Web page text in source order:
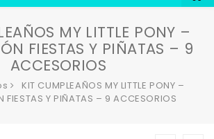
MY LITTLE PONY –
FIESTAS Y PIÑATAS – 9
ACCESORIOS
KIT CUMPLEAÑOS MY LITTLE PONY –
FIESTAS Y PIÑATAS – 9 ACCESORIOS